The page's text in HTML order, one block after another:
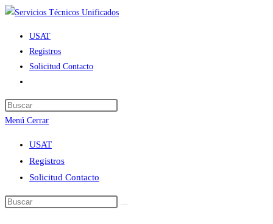
Ir
contenido
USAT
Registros
Solicitud Contacto
de
la
web
Menú Cerrar
USAT
Registros
Solicitud Contacto